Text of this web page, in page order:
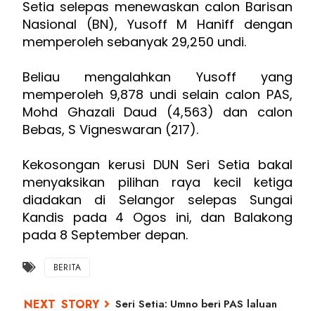
Setia selepas menewaskan calon Barisan
Nasional (BN), Yusoff M Haniff dengan
memperoleh sebanyak 29,250 undi.
Beliau mengalahkan Yusoff yang
memperoleh 9,878 undi selain calon PAS,
Mohd Ghazali Daud (4,563) dan calon
Bebas, S Vigneswaran (217).
Kekosongan kerusi DUN Seri Setia bakal
menyaksikan pilihan raya kecil ketiga
diadakan di Selangor selepas Sungai
Kandis pada 4 Ogos ini, dan Balakong
pada 8 September depan.
BERITA
Seri Setia: Umno beri PAS laluan